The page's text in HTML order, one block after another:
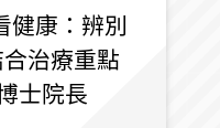
健康：辨別
治療重點
士院長